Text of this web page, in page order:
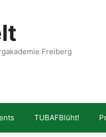
Freiberg
TUBAFBlüht!